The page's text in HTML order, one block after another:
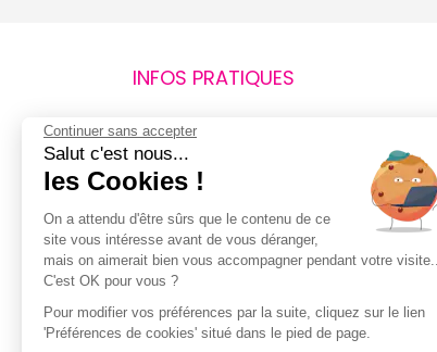
INFOS PRATIQUES
Retours et remboursements
Suivi de commande
Livraisons
Guide des tailles
Politique de confidentialité
Conditions générales d’utilisation
de la Carte de Fidélité
Continuer sans accepter
Salut c'est nous...
les Cookies !
On a attendu d'être sûrs que le contenu de ce
site vous intéresse avant de vous déranger,
mais on aimerait bien vous accompagner pendant votre visite...
C'est OK pour vous ?
Pour modifier vos préférences par la suite, cliquez sur le lien
'Préférences de cookies' situé dans le pied de page.